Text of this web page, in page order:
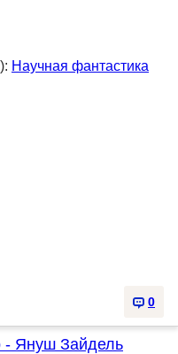
Научная фантастика
0
- Януш Зайдель